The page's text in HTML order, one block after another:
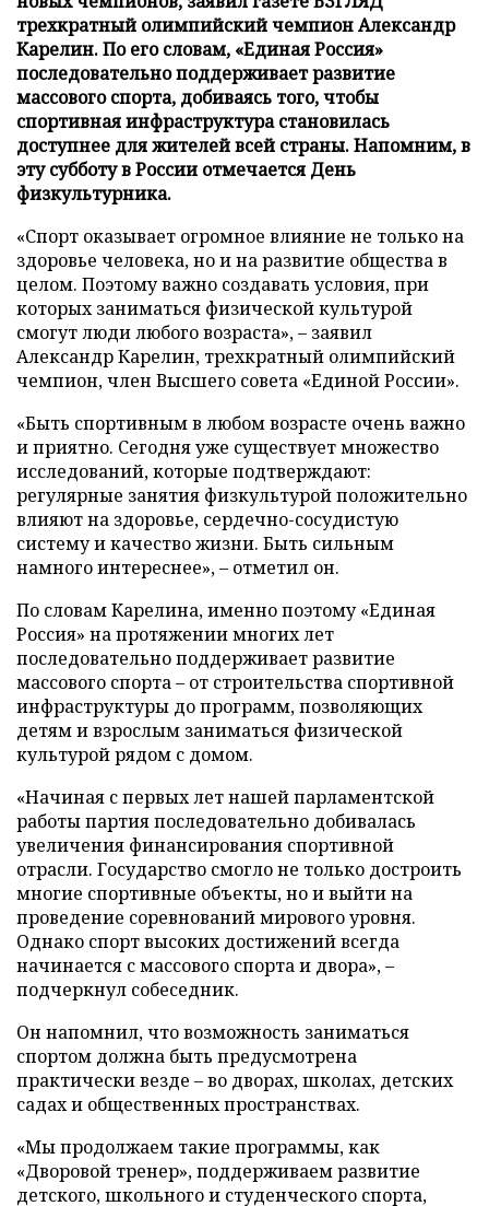
трехкратный олимпийский чемпион Александр
Карелин. По его словам, «Единая Россия»
последовательно поддерживает развитие
массового спорта, добиваясь того, чтобы
спортивная инфраструктура становилась
доступнее для жителей всей страны. Напомним, в
эту субботу в России отмечается День
физкультурника.
«Спорт оказывает огромное влияние не только на
здоровье человека, но и на развитие общества в
целом. Поэтому важно создавать условия, при
которых заниматься физической культурой
смогут люди любого возраста», – заявил
Александр Карелин, трехкратный олимпийский
чемпион, член Высшего совета «Единой России».
«Быть спортивным в любом возрасте очень важно
и приятно. Сегодня уже существует множество
исследований, которые подтверждают:
регулярные занятия физкультурой положительно
влияют на здоровье, сердечно-сосудистую
систему и качество жизни. Быть сильным
намного интереснее», – отметил он.
По словам Карелина, именно поэтому «Единая
Россия» на протяжении многих лет
последовательно поддерживает развитие
массового спорта – от строительства спортивной
инфраструктуры до программ, позволяющих
детям и взрослым заниматься физической
культурой рядом с домом.
«Начиная с первых лет нашей парламентской
работы партия последовательно добивалась
увеличения финансирования спортивной
отрасли. Государство смогло не только достроить
многие спортивные объекты, но и выйти на
проведение соревнований мирового уровня.
Однако спорт высоких достижений всегда
начинается с массового спорта и двора», –
подчеркнул собеседник.
Он напомнил, что возможность заниматься
спортом должна быть предусмотрена
практически везде – во дворах, школах, детских
садах и общественных пространствах.
«Мы продолжаем такие программы, как
«Дворовой тренер», поддерживаем развитие
детского, школьного и студенческого спорта,